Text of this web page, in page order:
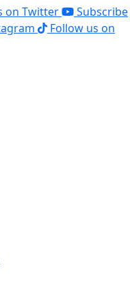
on Twitter
Subscribe
Follow us on